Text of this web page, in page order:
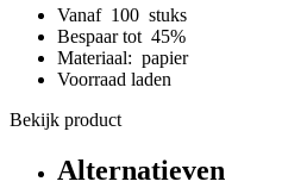
Vanaf 100 stuks
Bespaar tot 45%
Materiaal: papier
Voorraad laden
Bekijk product
Alternatieven